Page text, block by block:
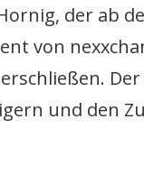
der ab
von
und den